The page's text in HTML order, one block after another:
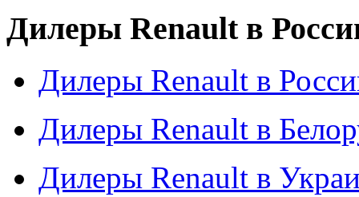
Дилеры Renault в
Дилеры Renault в
Дилеры Renault в
Дилеры Renault в